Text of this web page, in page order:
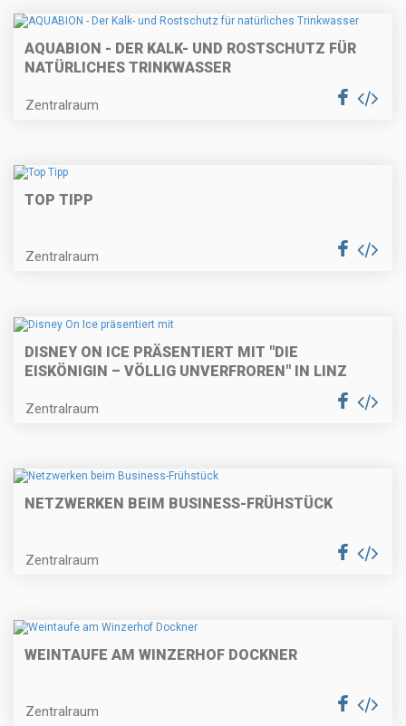
AQUABION - DER KALK- UND ROSTSCHUTZ FÜR
NATÜRLICHES TRINKWASSER
Zentralraum
TOP TIPP
Zentralraum
DISNEY ON ICE PRÄSENTIERT MIT "DIE
EISKÖNIGIN – VÖLLIG UNVERFROREN" IN LINZ
Zentralraum
NETZWERKEN BEIM BUSINESS-FRÜHSTÜCK
Zentralraum
WEINTAUFE AM WINZERHOF DOCKNER
Zentralraum